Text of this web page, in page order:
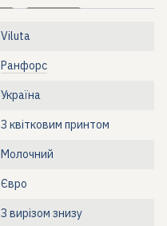
Viluta
Ранфорс
Україна
З квітковим принтом
Молочний
Євро
З вирізом знизу